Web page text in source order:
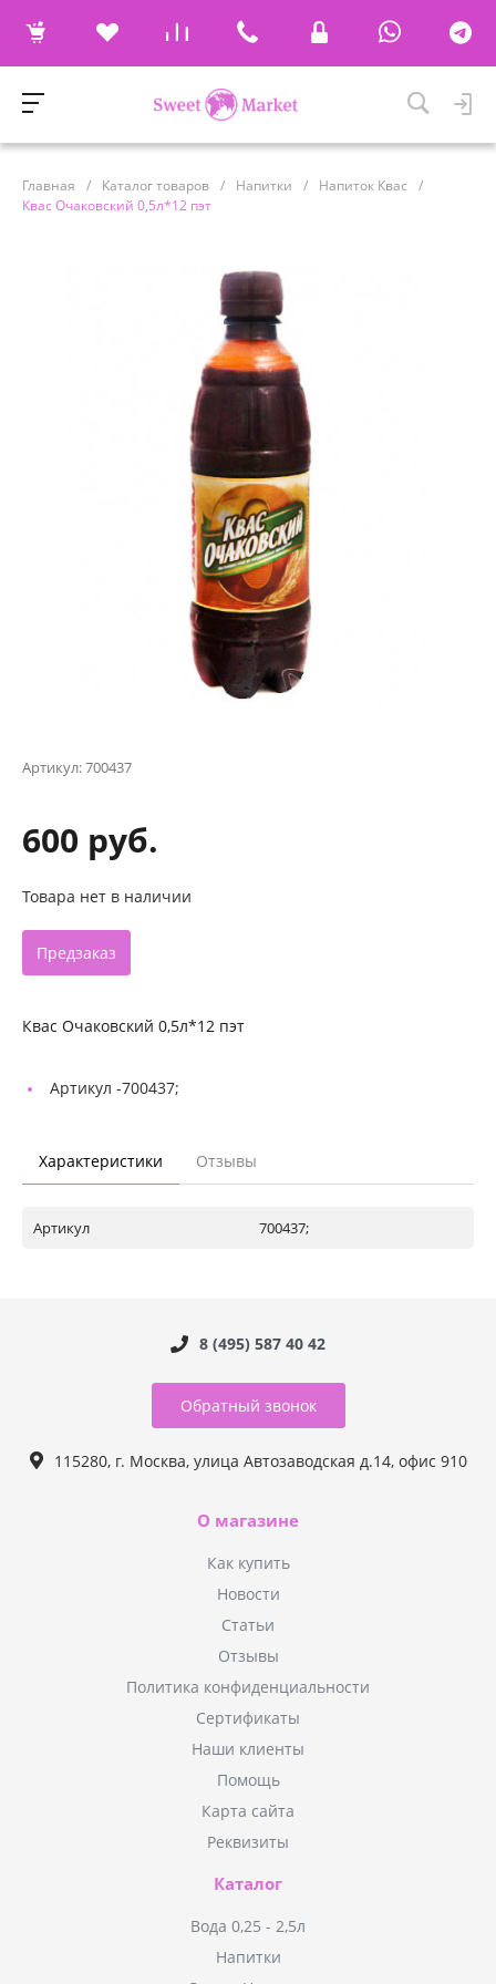
Главная / Каталог товаров / Напитки / Напиток Квас
/
Квас Очаковский 0,5л*12 пэт
Артикул:700437
600 руб.
Товара нет в наличии
Предзаказ
Квас Очаковский 0,5л*12 пэт
Артикул -700437;
Характеристики Отзывы
Артикул 700437;
8 (495) 587 40 42
Обратный звонок
115280, г. Москва, улица Автозаводская д.14, офис 910
О магазине
Как купить
Новости
Статьи
Отзывы
Политика конфиденциальности
Сертификаты
Наши клиенты
Помощь
Карта сайта
Реквизиты
Каталог
Вода 0,25 - 2,5л
Напитки